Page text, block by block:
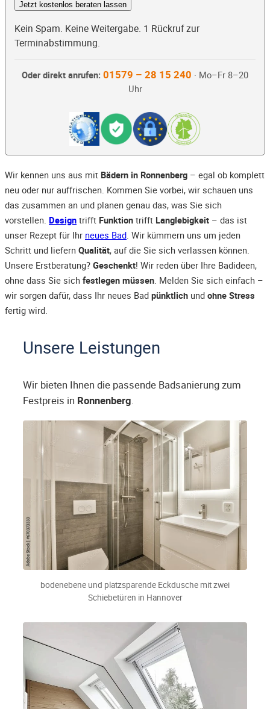
Jetzt kostenlos beraten lassen
Kein Spam. Keine Weitergabe. 1 Rückruf zur
Terminabstimmung.
Oder direkt anrufen: 01579 – 28 15 240 · Mo–Fr 8–20
Uhr
Wir kennen uns aus mit Bädern in Ronnenberg – egal ob komplett
neu oder nur auffrischen. Kommen Sie vorbei, wir schauen uns
das zusammen an und planen genau das, was Sie sich
vorstellen. Design trifft Funktion trifft Langlebigkeit – das ist
unser Rezept für Ihr neues Bad. Wir kümmern uns um jeden
Schritt und liefern Qualität, auf die Sie sich verlassen können.
Unsere Erstberatung? Geschenkt! Wir reden über Ihre Badideen,
ohne dass Sie sich festlegen müssen. Melden Sie sich einfach –
wir sorgen dafür, dass Ihr neues Bad pünktlich und ohne Stress
fertig wird.
Unsere Leistungen
Wir bieten Ihnen die passende Badsanierung zum
Festpreis in Ronnenberg.
bodenebene und platzsparende Eckdusche mit zwei
Schiebetüren in Hannover